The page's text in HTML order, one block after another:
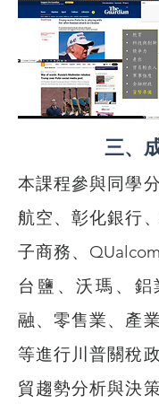
三、
本課程參與同學
航空、彰化銀行
子商務、
台鹽、沃瑪、鋁
融、零售業、產
等進行川普關稅
貿趨勢分析與決